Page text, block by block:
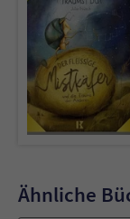
Ähnliche